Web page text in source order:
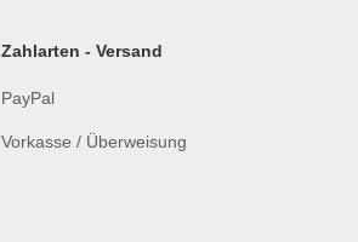
Zahlarten - Versand
PayPal
Vorkasse / Überweisung